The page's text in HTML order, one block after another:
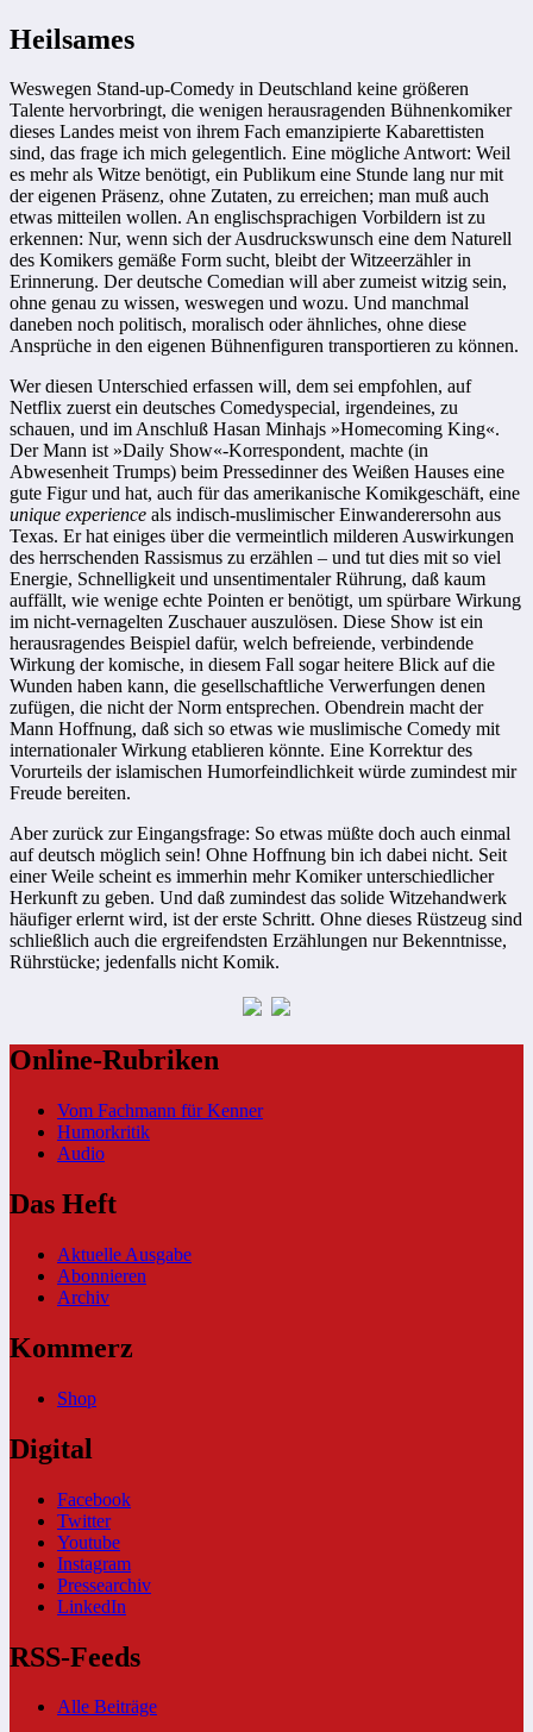
Heilsames
Weswegen Stand-up-Comedy in Deutschland keine größeren
Talente hervorbringt, die wenigen herausragenden Bühnenkomiker
dieses Landes meist von ihrem Fach emanzipierte Kabarettisten
sind, das frage ich mich gelegentlich. Eine mögliche Antwort: Weil
es mehr als Witze benötigt, ein Publikum eine Stunde lang nur mit
der eigenen Präsenz, ohne Zutaten, zu erreichen; man muß auch
etwas mitteilen wollen. An englischsprachigen Vorbildern ist zu
erkennen: Nur, wenn sich der Ausdruckswunsch eine dem Naturell
des Komikers gemäße Form sucht, bleibt der Witzeerzähler in
Erinnerung. Der deutsche Comedian will aber zumeist witzig sein,
ohne genau zu wissen, weswegen und wozu. Und manchmal
daneben noch politisch, moralisch oder ähnliches, ohne diese
Ansprüche in den eigenen Bühnenfiguren transportieren zu können.
Wer diesen Unterschied erfassen will, dem sei empfohlen, auf
Netflix zuerst ein deutsches Comedyspecial, irgendeines, zu
schauen, und im Anschluß Hasan Minhajs »Homecoming King«.
Der Mann ist »Daily Show«-Korrespondent, machte (in
Abwesenheit Trumps) beim Pressedinner des Weißen Hauses eine
gute Figur und hat, auch für das amerikanische Komikgeschäft, eine
unique experience als indisch-muslimischer Einwanderersohn aus
Texas. Er hat einiges über die vermeintlich milderen Auswirkungen
des herrschenden Rassismus zu erzählen – und tut dies mit so viel
Energie, Schnelligkeit und unsentimentaler Rührung, daß kaum
auffällt, wie wenige echte Pointen er benötigt, um spürbare Wirkung
im nicht-vernagelten Zuschauer auszulösen. Diese Show ist ein
herausragendes Beispiel dafür, welch befreiende, verbindende
Wirkung der komische, in diesem Fall sogar heitere Blick auf die
Wunden haben kann, die gesellschaftliche Verwerfungen denen
zufügen, die nicht der Norm entsprechen. Obendrein macht der
Mann Hoffnung, daß sich so etwas wie muslimische Comedy mit
internationaler Wirkung etablieren könnte. Eine Korrektur des
Vorurteils der islamischen Humorfeindlichkeit würde zumindest mir
Freude bereiten.
Aber zurück zur Eingangsfrage: So etwas müßte doch auch einmal
auf deutsch möglich sein! Ohne Hoffnung bin ich dabei nicht. Seit
einer Weile scheint es immerhin mehr Komiker unterschiedlicher
Herkunft zu geben. Und daß zumindest das solide Witzehandwerk
häufiger erlernt wird, ist der erste Schritt. Ohne dieses Rüstzeug sind
schließlich auch die ergreifendsten Erzählungen nur Bekenntnisse,
Rührstücke; jedenfalls nicht Komik.
Online-Rubriken
Vom Fachmann für Kenner
Humorkritik
Audio
Das Heft
Aktuelle Ausgabe
Abonnieren
Archiv
Kommerz
Shop
Digital
Facebook
Twitter
Youtube
Instagram
Pressearchiv
LinkedIn
RSS-Feeds
Alle Beiträge